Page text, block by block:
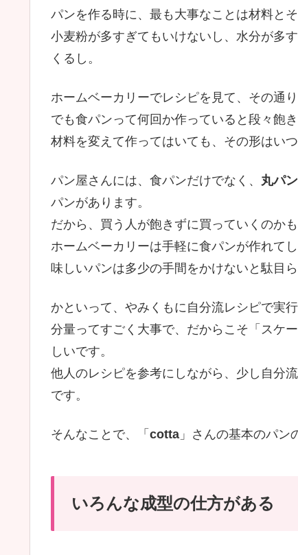
パンを作る時に、最も大事なことは材料と
小麦粉が多すぎてもいけないし、水分が多
くるし。
ホームベーカリーでレシピを見て、その通
でも食パンって何回か作っていると段々飽き
材料を変えて作ってはいても、その形はい
パン屋さんには、食パンだけでなく、 丸パ
パンがあります。
だから、買う人が飽きずに買っていくのかも
ホームベーカリーは手軽に食パンが作れて
味しいパンは多少の手間をかけないと駄目ら
かといって、やみくもに自分流レシピで実
分量ってすごく大事で、だからこそ「スケ
しいです。
他人のレシピを参考にしながら、少し自分
です。
そんなことで、「 cotta 」さんの基本のパン
いろんな成型の仕方がある